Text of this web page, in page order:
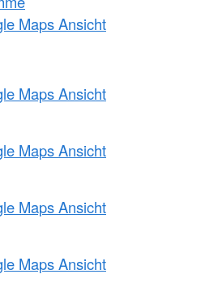
Maps Ansicht
Maps Ansicht
Maps Ansicht
Maps Ansicht
Maps Ansicht